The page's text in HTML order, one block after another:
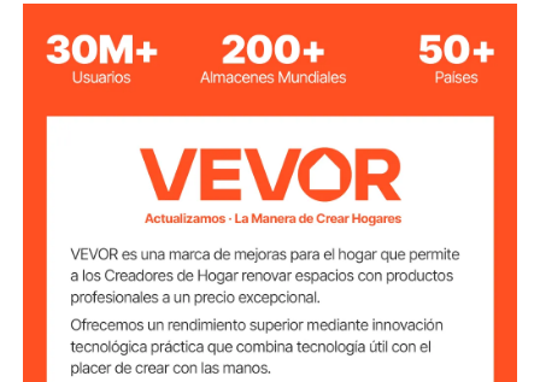
Rango de
crimpado
24-12 AWG / 0,25-4 mm²
Peso del producto 0,35 kg
Dimensiones del
producto (largo x
ancho x alto)
200 x 80 x 22 mm